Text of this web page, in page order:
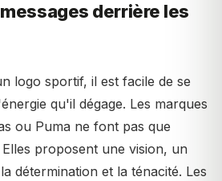
derrière les
logo sportif, il est facile de se
qu'il dégage. Les marques
ou Puma ne font pas que
proposent une vision, un
détermination et la ténacité. Les